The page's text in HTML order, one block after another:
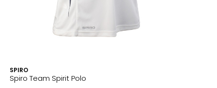
SPIRO
Spiro Team Spirit Polo